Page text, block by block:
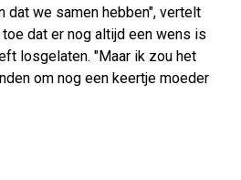
dat we samen hebben", vertelt
dat er nog altijd een wens is
losgelaten. "Maar ik zou het
om nog een keertje moeder